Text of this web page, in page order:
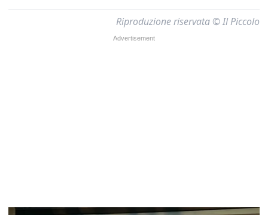
Riproduzione riservata © Il Piccolo